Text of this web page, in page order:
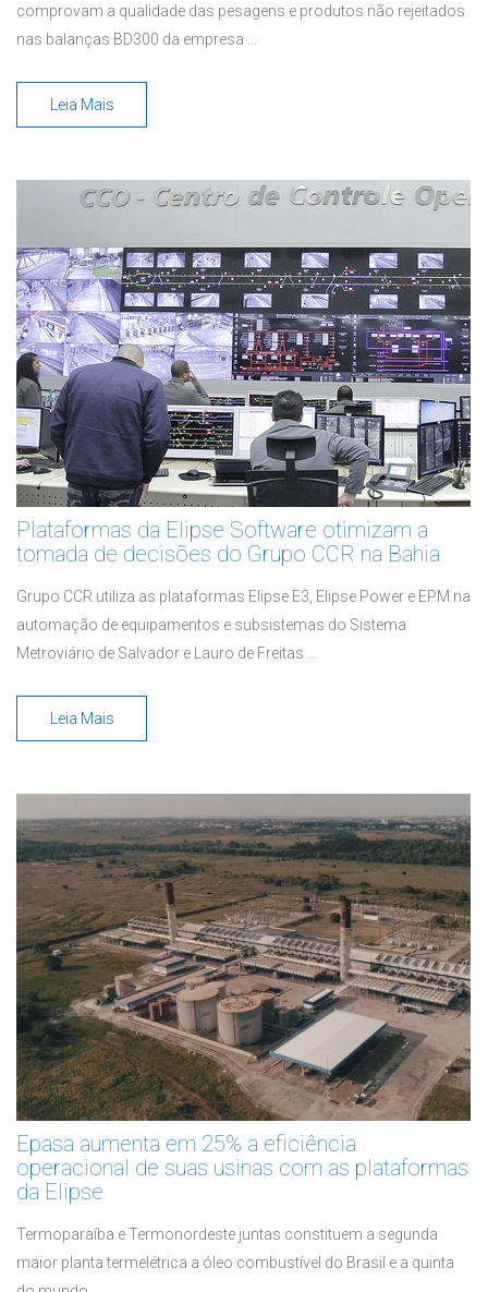
comprovam a qualidade das pesagens e produtos não rejeitados
nas balanças BD300 da empresa ...
Leia Mais
Plataformas da Elipse Software otimizam a
tomada de decisões do Grupo CCR na Bahia
Grupo CCR utiliza as plataformas Elipse E3, Elipse Power e EPM na
automação de equipamentos e subsistemas do Sistema
Metroviário de Salvador e Lauro de Freitas ...
Leia Mais
Epasa aumenta em 25% a eficiência
operacional de suas usinas com as plataformas
da Elipse
Termoparaíba e Termonordeste juntas constituem a segunda
maior planta termelétrica a óleo combustível do Brasil e a quinta